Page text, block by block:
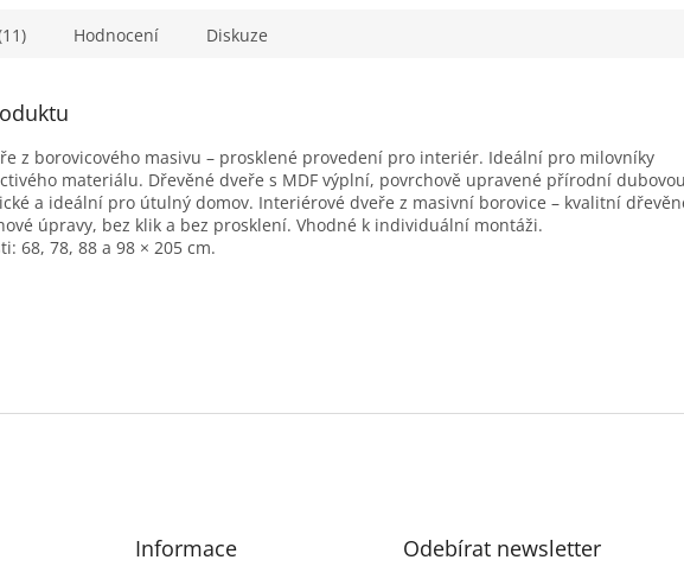
Hodnocení Diskuze
z borovicového masivu – prosklené provedení pro interiér. Ideální pro milovníky
materiálu. Dřevěné dveře s MDF výplní, povrchově upravené přírodní dubovou
a ideální pro útulný domov. Interiérové dveře z masivní borovice – kvalitní
úpravy, bez klik a bez prosklení. Vhodné k individuální montáži.
68, 78, 88 a 98 × 205 cm.
Informace Odebírat newsletter